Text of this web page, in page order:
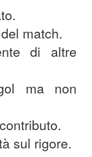
match.
di altre
ma non
sul rigore.